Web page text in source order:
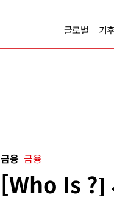
글로벌 기
금융 금융
[Who Is ?]